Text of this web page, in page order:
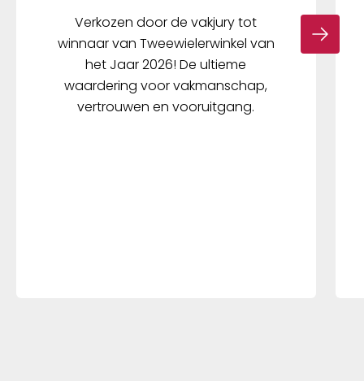
Verkozen door de vakjury tot
winnaar van Tweewielerwinkel van
het Jaar 2026! De ultieme
waardering voor vakmanschap,
vertrouwen en vooruitgang.